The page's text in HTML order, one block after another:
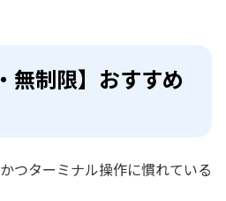
無制限】おすすめ
つターミナル操作に慣れている